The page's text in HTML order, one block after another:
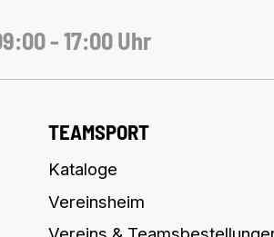
- 17:00 Uhr
TEAMSPORT
Kataloge
Vereinsheim